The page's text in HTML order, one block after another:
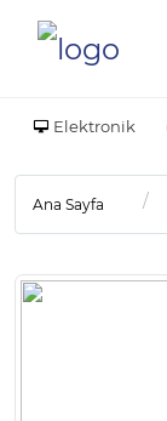
Elektronik
Ana Sayfa